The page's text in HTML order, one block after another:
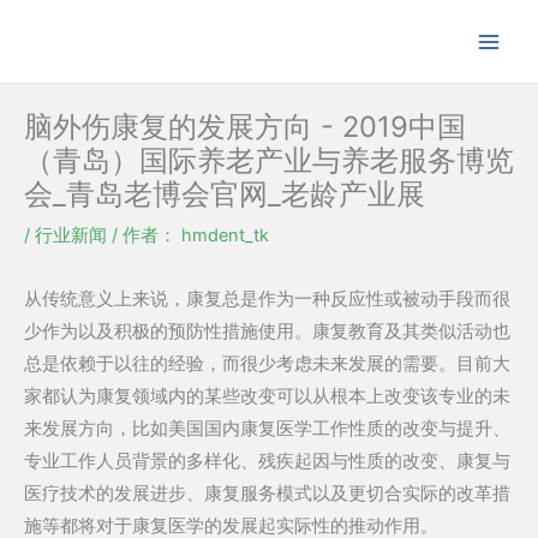
内
脑外伤康复的发展方向 - 2019中国
（青岛）国际养老产业与养老服务博览
会_青岛老博会官网_老龄产业展
/ 行业新闻 / 作者： hmdent_tk
从传统意义上来说，康复总是作为一种反应性或被动手段而很
少作为以及积极的预防性措施使用。康复教育及其类似活动也
总是依赖于以往的经验，而很少考虑未来发展的需要。目前大
家都认为康复领域内的某些改变可以从根本上改变该专业的未
来发展方向，比如美国国内康复医学工作性质的改变与提升、
专业工作人员背景的多样化、残疾起因与性质的改变、康复与
医疗技术的发展进步、康复服务模式以及更切合实际的改革措
施等都将对于康复医学的发展起实际性的推动作用。